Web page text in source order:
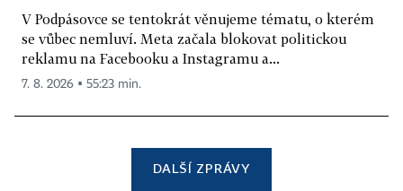
V Podpásovce se tentokrát věnujeme tématu, o kterém
se vůbec nemluví. Meta začala blokovat politickou
reklamu na Facebooku a Instagramu a...
7. 8. 2026 ▪ 55:23 min.
DALŠÍ ZPRÁVY